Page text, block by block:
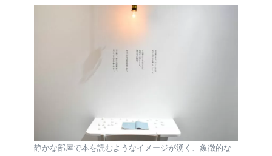
静かな部屋で本を読むようなイメージが湧く、象徴的な